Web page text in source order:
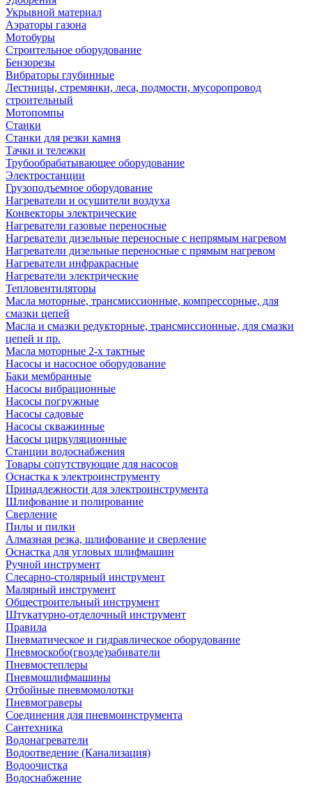
Укрывной материал
Аэраторы газона
Мотобуры
Строительное оборудование
Бензорезы
Вибраторы глубинные
Лестницы, стремянки, леса, подмости, мусоропровод
строительный
Мотопомпы
Станки
Станки для резки камня
Тачки и тележки
Трубообрабатывающее оборудование
Электростанции
Грузоподъемное оборудование
Нагреватели и осушители воздуха
Конвекторы электрические
Нагреватели газовые переносные
Нагреватели дизельные переносные с непрямым нагревом
Нагреватели дизельные переносные с прямым нагревом
Нагреватели инфракрасные
Нагреватели электрические
Тепловентиляторы
Масла моторные, трансмиссионные, компрессорные, для
смазки цепей
Масла и смазки редукторные, трансмиссионные, для смазки
цепей и пр.
Масла моторные 2-х тактные
Насосы и насосное оборудование
Баки мембранные
Насосы вибрационные
Насосы погружные
Насосы садовые
Насосы скважинные
Насосы циркуляционные
Станции водоснабжения
Товары сопутствующие для насосов
Оснастка к электроинструменту
Принадлежности для электроинструмента
Шлифование и полирование
Сверление
Пилы и пилки
Алмазная резка, шлифование и сверление
Оснастка для угловых шлифмашин
Ручной инструмент
Слесарно-столярный инструмент
Малярный инструмент
Общестроительный инструмент
Штукатурно-отделочный инструмент
Правила
Пневматическое и гидравлическое оборудование
Пневмоскобо(гвозде)забиватели
Пневмостеплеры
Пневмошлифмашины
Отбойные пневмомолотки
Пневмограверы
Соединения для пневмоинструмента
Сантехника
Водонагреватели
Водоотведение (Канализация)
Водоочистка
Водоснабжение